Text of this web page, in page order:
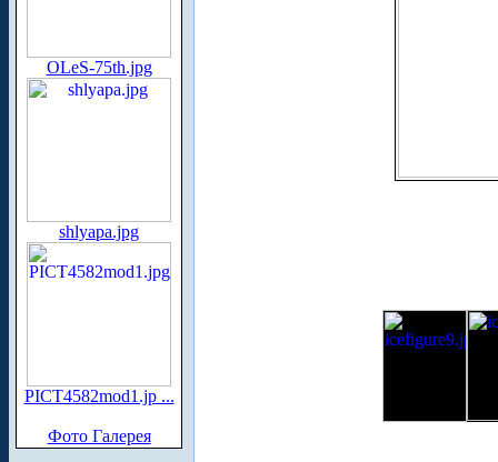
OLeS-75th.jpg
shlyapa.jpg
PICT4582mod1.jp ...
Фото Галерея